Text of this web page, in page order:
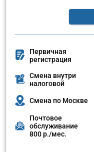
Первичная
регистрация
Смена внутри
налоговой
Смена по Москве
Почтовое
обслуживание
800 р./мес.